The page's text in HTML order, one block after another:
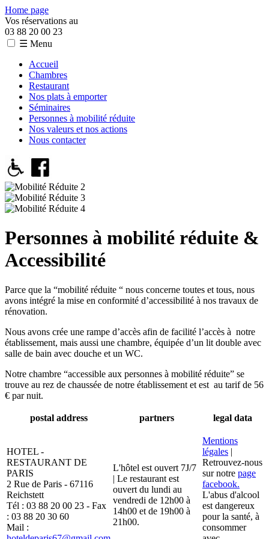
Home page
Vos réservations au
03 88 20 00 23
☰ Menu
Accueil
Chambres
Restaurant
Nos plats à emporter
Séminaires
Personnes à mobilité réduite
Nos valeurs et nos actions
Nous contacter
Personnes à mobilité réduite &
Accessibilité
Parce que la “mobilité réduite “ nous concerne toutes et tous, nous
avons intégré la mise en conformité d’accessibilité à nos travaux de
rénovation.
Nous avons crée une rampe d’accès afin de facilité l’accès à notre
établissement, mais aussi une chambre, équipée d’un lit double avec
salle de bain avec douche et un WC.
Notre chambre “accessible aux personnes à mobilité réduite” se
trouve au rez de chaussée de notre établissement et est au tarif de 56
€ par nuit.
postal address partners legal data
HOTEL -
RESTAURANT DE
PARIS
2 Rue de Paris - 67116
Reichstett
Tél : 03 88 20 00 23 - Fax
: 03 88 20 30 60
Mail :
L'hôtel est ouvert 7J/7
| Le restaurant est
ouvert du lundi au
vendredi de 12h00 à
14h00 et de 19h00 à
21h00.
Mentions
légales |
Retrouvez-nous
sur notre page
facebook.
L'abus d'alcool
est dangereux
pour la santé, à
consommer